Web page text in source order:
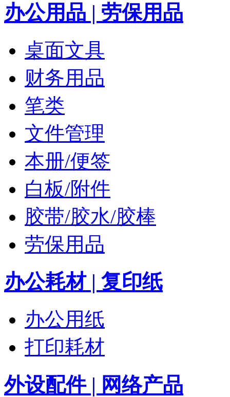
办公用品 | 劳保用品
桌面文具
财务用品
笔类
文件管理
本册/便签
白板/附件
胶带/胶水/胶棒
劳保用品
办公耗材 | 复印纸
办公用纸
打印耗材
外设配件 | 网络产品